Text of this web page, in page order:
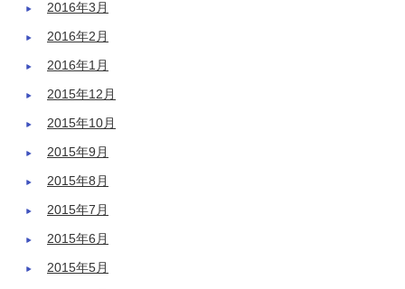
2016年3月
2016年2月
2016年1月
2015年12月
2015年10月
2015年9月
2015年8月
2015年7月
2015年6月
2015年5月